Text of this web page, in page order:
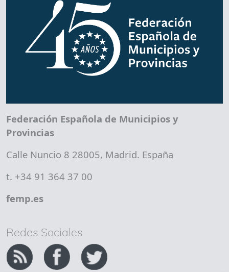
Federación Española de Municipios y
Provincias
Calle Nuncio 8 28005, Madrid. España
t. +34 91 364 37 00
femp.es
Redes Sociales